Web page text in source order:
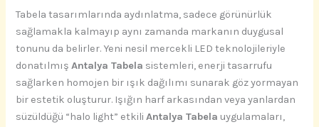
Tabela tasarımlarında aydınlatma, sadece görünürlük
sağlamakla kalmayıp aynı zamanda markanın duygusal
tonunu da belirler. Yeni nesil mercekli LED teknolojileriyle
donatılmışAntalya Tabela sistemleri, enerji tasarrufu
sağlarken homojen bir ışık dağılımı sunarak göz yormayan
bir estetik oluşturur. Işığın harf arkasından veya yanlardan
süzüldüğü “halo light” etkiliAntalya Tabela uygulamaları,